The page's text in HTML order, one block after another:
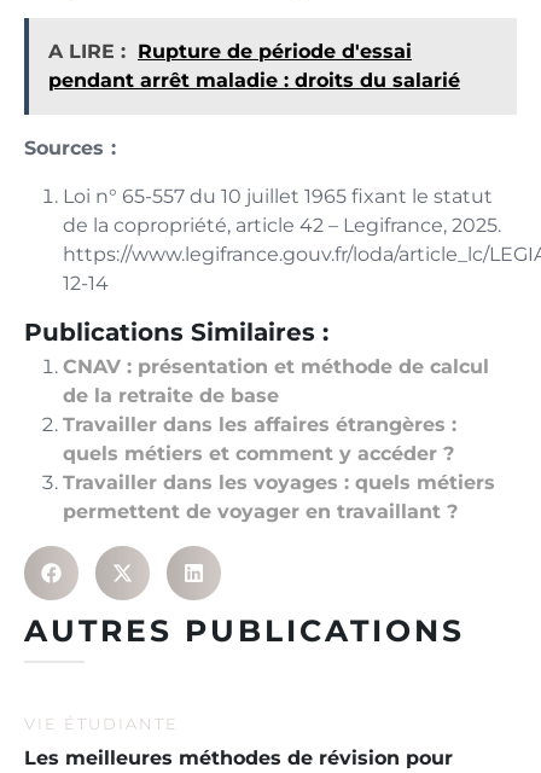
A LIRE : Rupture de période d'essai
pendant arrêt maladie : droits du salarié
Sources :
Loi n° 65-557 du 10 juillet 1965 fixant le statut
de la copropriété, article 42 – Legifrance, 2025.
https://www.legifrance.gouv.fr/loda/article_lc/
12-14
Publications Similaires :
CNAV : présentation et méthode de calcul
de la retraite de base
Travailler dans les affaires étrangères :
quels métiers et comment y accéder ?
Travailler dans les voyages : quels métiers
permettent de voyager en travaillant ?
AUTRES PUBLICATIONS
VIE ÉTUDIANTE
Les meilleures méthodes de révision pour